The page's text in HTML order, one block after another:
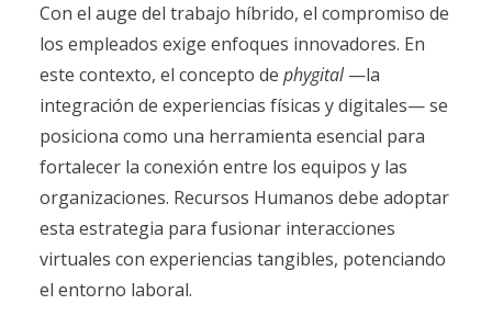
Con el auge del trabajo híbrido, el compromiso de
los empleados exige enfoques innovadores. En
este contexto, el concepto de phygital—la
integración de experiencias físicas y digitales— se
posiciona como una herramienta esencial para
fortalecer la conexión entre los equipos y las
organizaciones. Recursos Humanos debe adoptar
esta estrategia para fusionar interacciones
virtuales con experiencias tangibles, potenciando
el entorno laboral.